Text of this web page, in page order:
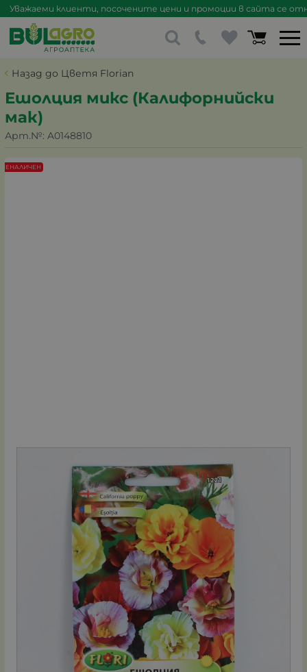
Уважаеми клиенти, посочените цени и промоции в сайта се
Назад до Цветя Florian
Ешолция микс (Калифорнийски
мак)
Арт.№: A0148810
НЕНАЛИЧЕН